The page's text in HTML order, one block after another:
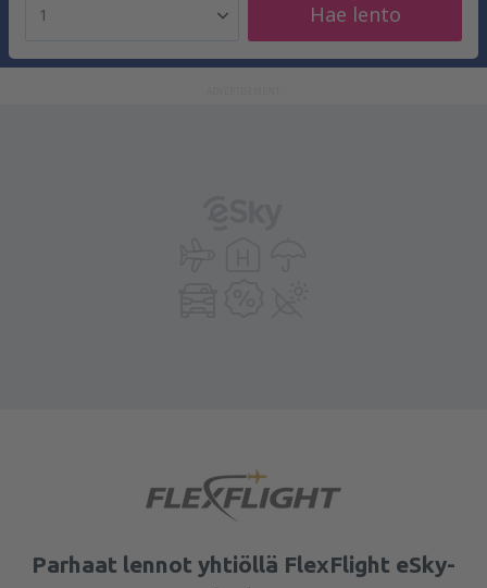
1 Hae lento
Parhaat lennot yhtiöllä FlexFlight eSky-